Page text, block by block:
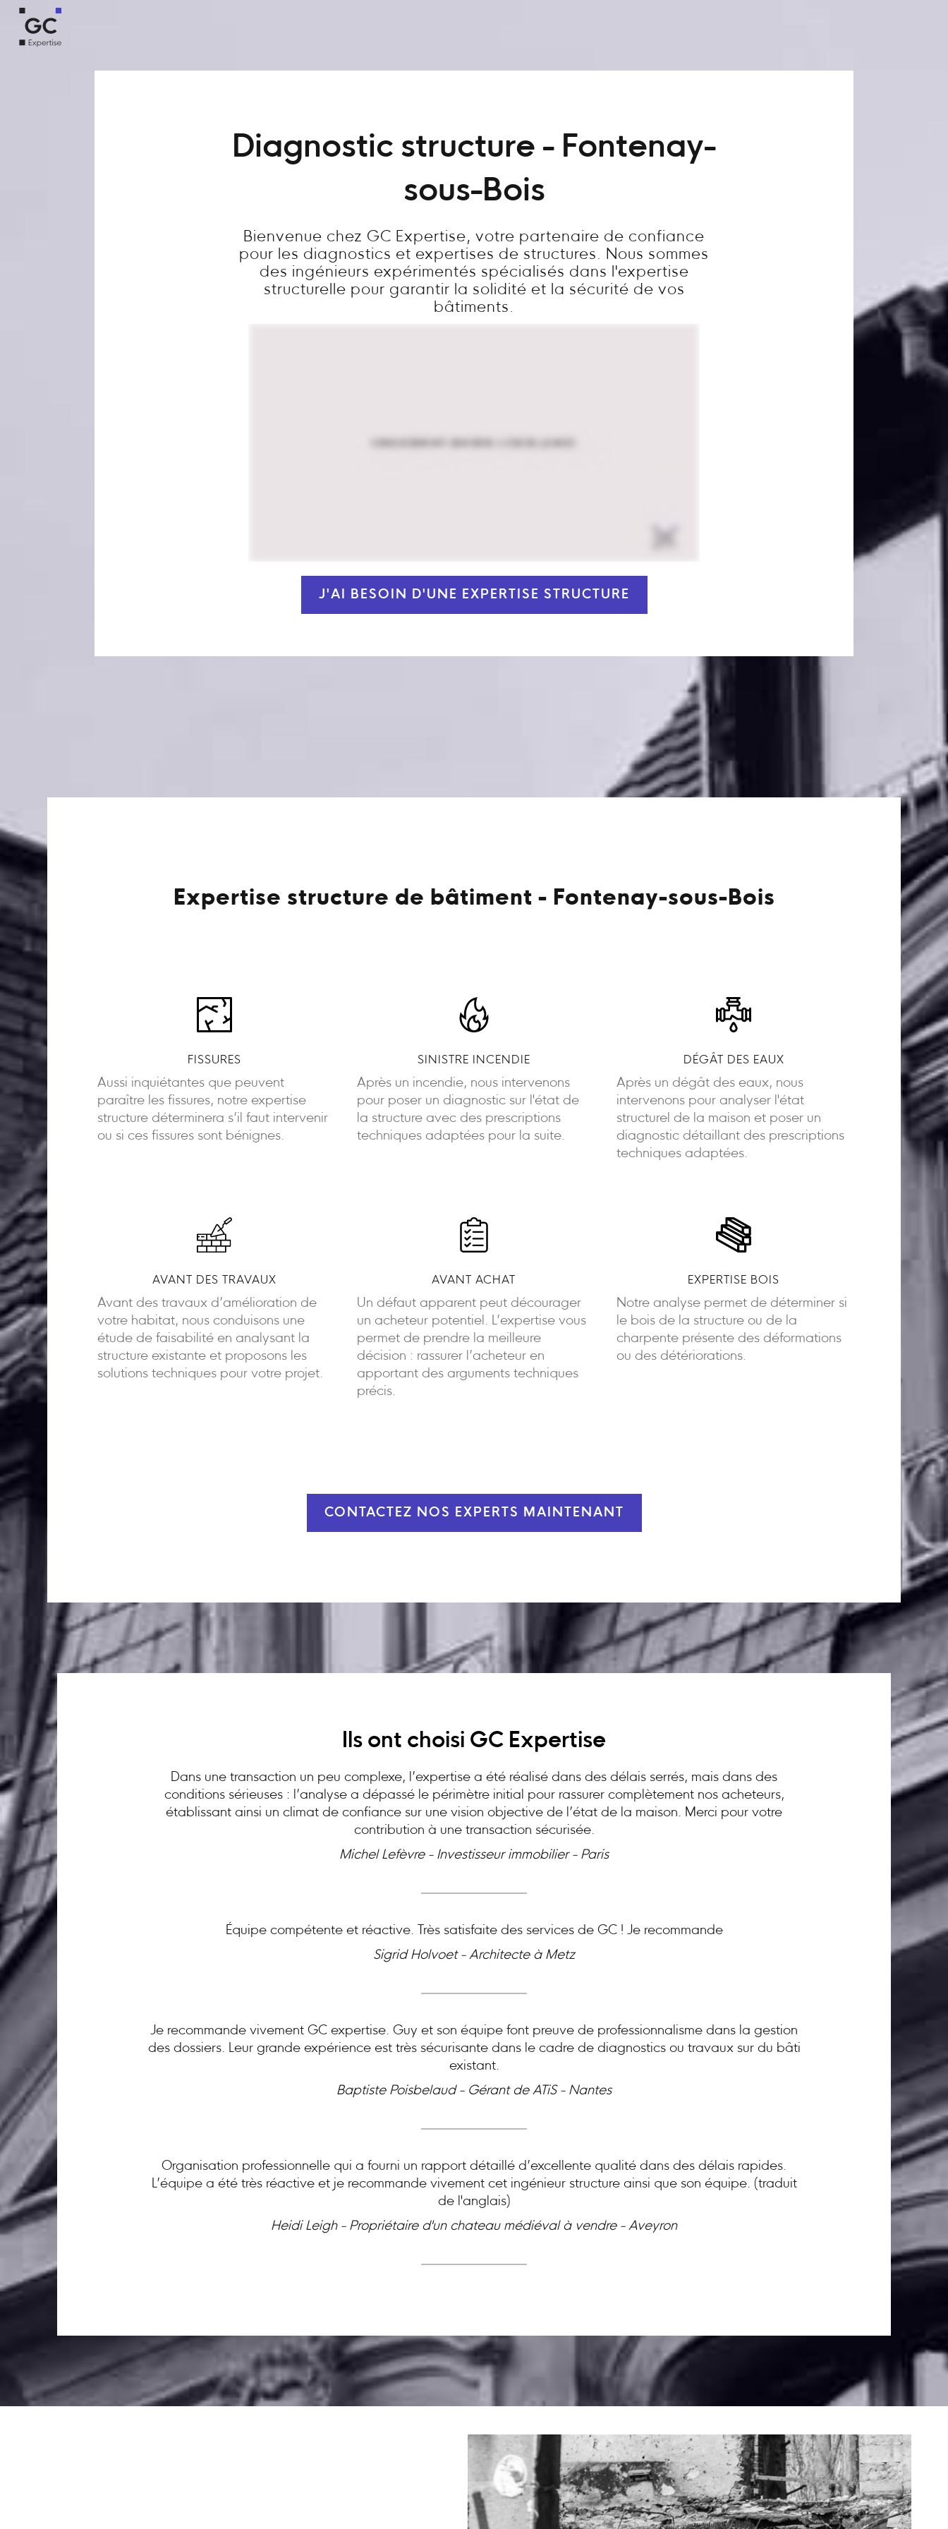
Diagnostic structure - Fontenay-
sous-Bois
Bienvenue chez GC Expertise, votre partenaire de confiance
pour les diagnostics et expertises de structures. Nous sommes
des ingénieurs expérimentés spécialisés dans l'expertise
structurelle pour garantir la solidité et la sécurité de vos
bâtiments.
J'AI BESOIN D'UNE EXPERTISE STRUCTURE
Expertise structure de bâtiment - Fontenay-sous-Bois
FISSURES
Aussi inquiétantes que peuvent
paraître les fissures, notre expertise
structure déterminera s’il faut intervenir
ou si ces fissures sont bénignes.
SINISTRE INCENDIE
Après un incendie, nous intervenons
pour poser un diagnostic sur l'état de
la structure avec des prescriptions
techniques adaptées pour la suite.
DÉGÂT DES EAUX
Après un dégât des eaux, nous
intervenons pour analyser l'état
structurel de la maison et poser un
diagnostic détaillant des prescriptions
techniques adaptées.
AVANT DES TRAVAUX
Avant des travaux d’amélioration de
votre habitat, nous conduisons une
étude de faisabilité en analysant la
structure existante et proposons les
solutions techniques pour votre projet.
AVANT ACHAT
Un défaut apparent peut décourager
un acheteur potentiel. L’expertise vous
permet de prendre la meilleure
décision : rassurer l’acheteur en
apportant des arguments techniques
précis.
EXPERTISE BOIS
Notre analyse permet de déterminer si
le bois de la structure ou de la
charpente présente des déformations
ou des détériorations.
CONTACTEZ NOS EXPERTS MAINTENANT
Ils ont choisi GC Expertise
Dans une transaction un peu complexe, l’expertise a été réalisé dans des délais serrés, mais dans des
conditions sérieuses : l’analyse a dépassé le périmètre initial pour rassurer complètement nos acheteurs,
établissant ainsi un climat de confiance sur une vision objective de l’état de la maison. Merci pour votre
contribution à une transaction sécurisée.
Michel Lefèvre - Investisseur immobilier - Paris
Équipe compétente et réactive. Très satisfaite des services de GC ! Je recommande
Sigrid Holvoet - Architecte à Metz
Je recommande vivement GC expertise. Guy et son équipe font preuve de professionnalisme dans la gestion
des dossiers. Leur grande expérience est très sécurisante dans le cadre de diagnostics ou travaux sur du bâti
existant.
Baptiste Poisbelaud - Gérant de ATiS - Nantes
Organisation professionnelle qui a fourni un rapport détaillé d’excellente qualité dans des délais rapides.
L’équipe a été très réactive et je recommande vivement cet ingénieur structure ainsi que son équipe. (traduit
de l'anglais)
Heidi Leigh - Propriétaire d'un chateau médiéval à vendre - Aveyron